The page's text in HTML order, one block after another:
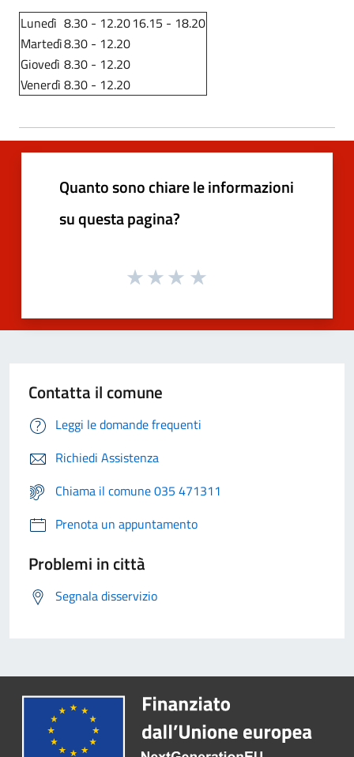
Lunedì 8.30 - 12.2016.15 - 18.20
Martedì8.30 - 12.20
Giovedì 8.30 - 12.20
Venerdì 8.30 - 12.20
Quanto sono chiare le informazioni
su questa pagina?
Contatta il comune
Leggi le domande frequenti
Richiedi Assistenza
Chiama il comune 035 471311
Prenota un appuntamento
Problemi in città
Segnala disservizio